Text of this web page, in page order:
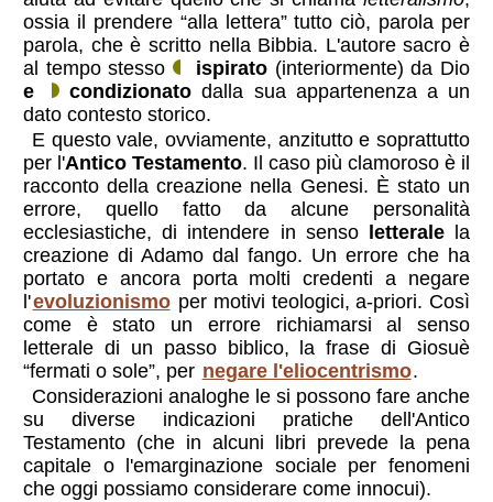
ossia il prendere “alla lettera” tutto ciò, parola per
parola, che è scritto nella Bibbia. L'autore sacro è
al tempo stesso
ispirato(interiormente) da Dio
e
condizionato dalla sua appartenenza a un
dato contesto storico.
E questo vale, ovviamente, anzitutto e soprattutto
per l'Antico Testamento. Il caso più clamoroso è il
racconto della creazione nella Genesi. È stato un
errore, quello fatto da alcune personalità
ecclesiastiche, di intendere in senso
letteralela
creazione di Adamo dal fango. Un errore che ha
portato e ancora porta molti credenti a negare
l'evoluzionismo per motivi teologici, a-priori. Così
come è stato un errore richiamarsi al senso
letterale di un passo biblico, la frase di Giosuè
“fermati o sole”, per negare l'eliocentrismo.
Considerazioni analoghe le si possono fare anche
su diverse indicazioni pratiche dell'Antico
Testamento (che in alcuni libri prevede la pena
capitale o l'emarginazione sociale per fenomeni
che oggi possiamo considerare come innocui).